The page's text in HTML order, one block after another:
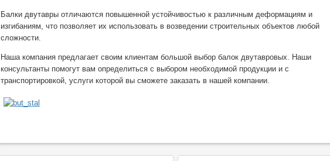
Балки двутавры отличаются повышенной устойчивостью к различным деформациям и
изгибаниям, что позволяет их использовать в возведении строительных объектов любой
сложности.
Наша компания предлагает своим клиентам большой выбор балок двутавровых. Наши
консультанты помогут вам определиться с выбором необходимой продукции и с
транспортировкой, услуги которой вы сможете заказать в нашей компании.